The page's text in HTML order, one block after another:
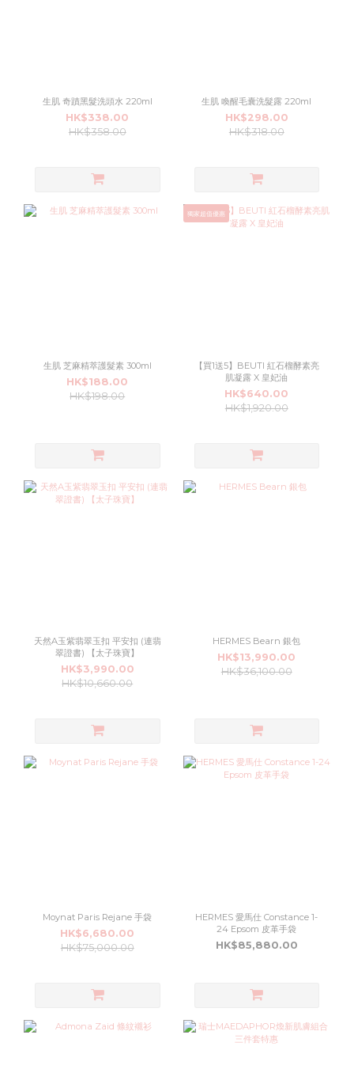
生肌 奇蹟黑髮洗頭水 220ml
HK$338.00
HK$358.00
生肌 喚醒毛囊洗髮露 220ml
HK$298.00
HK$318.00
生肌 芝麻精萃護髮素 300ml
HK$188.00
HK$198.00
獨家超值優惠
【買1送5】BEUTI 紅石榴酵素亮
肌凝露 X 皇妃油
HK$640.00
HK$1,920.00
天然A玉紫翡翠玉扣 平安扣 (連翡
翠證書) 【太子珠寶】
HK$3,990.00
HK$10,660.00
HERMES Bearn 銀包
HK$13,990.00
HK$36,100.00
Moynat Paris Rejane 手袋
HK$6,680.00
HK$75,000.00
HERMES 愛馬仕 Constance 1-
24 Epsom 皮革手袋
HK$85,880.00